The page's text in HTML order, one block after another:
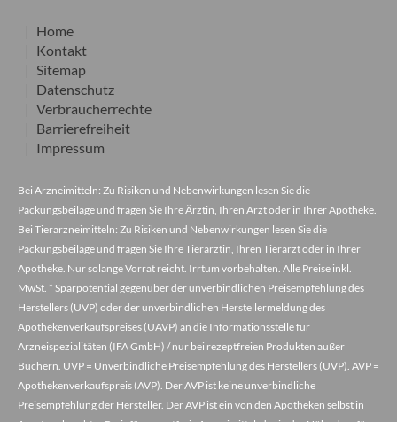
Home
Kontakt
Sitemap
Datenschutz
Verbraucherrechte
Barrierefreiheit
Impressum
Bei Arzneimitteln: Zu Risiken und Nebenwirkungen lesen Sie die
Packungsbeilage und fragen Sie Ihre Ärztin, Ihren Arzt oder in Ihrer Apotheke.
Bei Tierarzneimitteln: Zu Risiken und Nebenwirkungen lesen Sie die
Packungsbeilage und fragen Sie Ihre Tierärztin, Ihren Tierarzt oder in Ihrer
Apotheke. Nur solange Vorrat reicht. Irrtum vorbehalten. Alle Preise inkl.
MwSt. * Sparpotential gegenüber der unverbindlichen Preisempfehlung des
Herstellers (UVP) oder der unverbindlichen Herstellermeldung des
Apothekenverkaufspreises (UAVP) an die Informationsstelle für
Arzneispezialitäten (IFA GmbH) / nur bei rezeptfreien Produkten außer
Büchern. UVP = Unverbindliche Preisempfehlung des Herstellers (UVP). AVP =
Apothekenverkaufspreis (AVP). Der AVP ist keine unverbindliche
Preisempfehlung der Hersteller. Der AVP ist ein von den Apotheken selbst in